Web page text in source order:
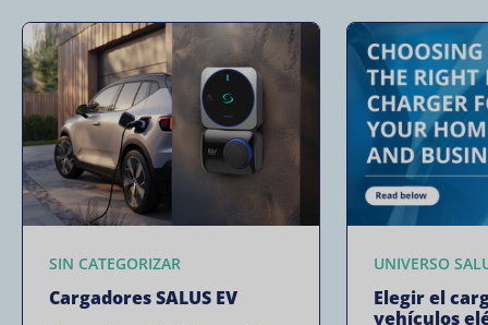
SIN CATEGORIZAR
Cargadores SALUS EV
UNIVERSO
Elegir el
vehículos